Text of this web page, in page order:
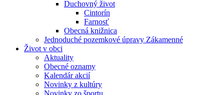
Duchovný život
Cintorín
Farnosť
Obecná knižnica
Jednoduché pozemkové úpravy Zákamenné
Život v obci
Aktuality
Obecné oznamy
Kalendár akcií
Novinky z kultúry
Novinky zo športu